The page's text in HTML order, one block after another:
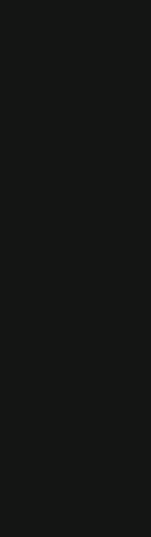
en nueva ventana)
en nueva ventana)